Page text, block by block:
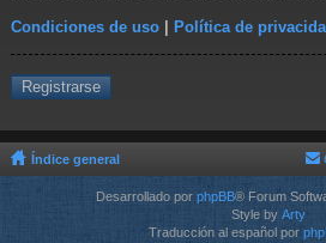
Condiciones de uso | Política de
Registrarse
Índice general
Desarrollado por phpBB® Forum
Style by Arty
Traducción al español por